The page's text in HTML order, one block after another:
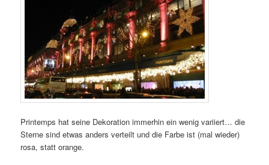
Printemps hat seine Dekoration immerhin ein wenig variiert… die
Sterne sind etwas anders verteilt und die Farbe ist (mal wieder)
rosa, statt orange.